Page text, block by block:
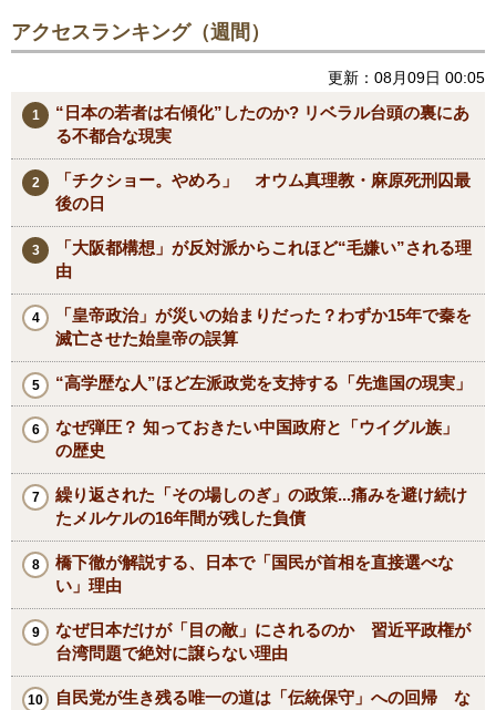
アクセスランキング（週間）
更新：08月09日 00:05
“日本の若者は右傾化”したのか? リベラル台頭の裏にあ
る不都合な現実
「チクショー。やめろ」 オウム真理教・麻原死刑囚最
後の日
「大阪都構想」が反対派からこれほど“毛嫌い”される理
由
「皇帝政治」が災いの始まりだった？わずか15年で秦を
滅亡させた始皇帝の誤算
“高学歴な人”ほど左派政党を支持する「先進国の現実」
なぜ弾圧？ 知っておきたい中国政府と「ウイグル族」
の歴史
繰り返された「その場しのぎ」の政策...痛みを避け続け
たメルケルの16年間が残した負債
橋下徹が解説する、日本で「国民が首相を直接選べな
い」理由
なぜ日本だけが「目の敵」にされるのか 習近平政権が
台湾問題で絶対に譲らない理由
自民党が生き残る唯一の道は「伝統保守」への回帰 な